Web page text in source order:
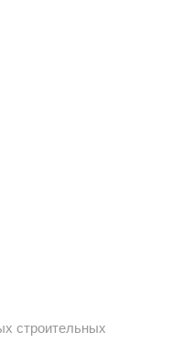
строительных